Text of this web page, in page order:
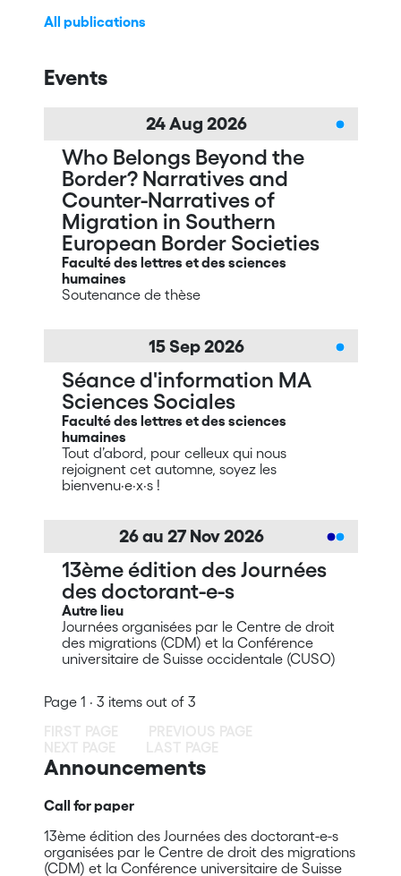
All publications
Events
24 Aug 2026
Who Belongs Beyond the
Border? Narratives and
Counter-Narratives of
Migration in Southern
European Border Societies
Faculté des lettres et des sciences
humaines
Soutenance de thèse
15 Sep 2026
Séance d'information MA
Sciences Sociales
Faculté des lettres et des sciences
humaines
Tout d’abord, pour celleux qui nous
rejoignent cet automne, soyez les
bienvenu·e·x·s !
26au 27 Nov2026
13ème édition des Journées
des doctorant-e-s
Autre lieu
Journées organisées par le Centre de droit
des migrations (CDM) et la Conférence
universitaire de Suisse occidentale (CUSO)
Page 1 · 3 items out of 3
Announcements
Call for paper
13ème édition des Journées des doctorant-e-s
organisées par le Centre de droit des migrations
(CDM) et la Conférence universitaire de Suisse